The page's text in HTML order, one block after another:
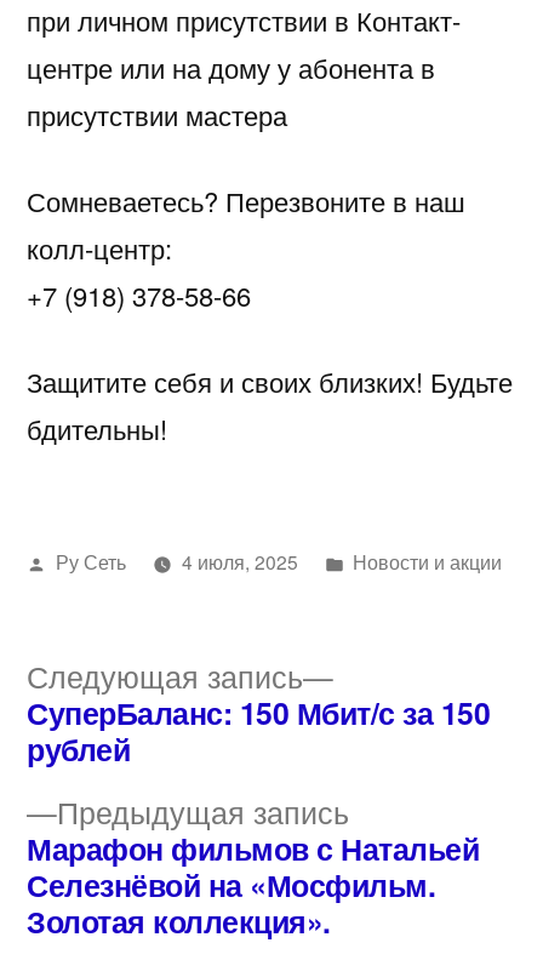
при личном присутствии в Контакт-
центре или на дому у абонента в
присутствии мастера
Сомневаетесь? Перезвоните в наш
колл-центр:
+7 (918) 378-58-66
Защитите себя и своих близких! Будьте
бдительны!
Написано
Ру Сеть 4 июля, 2025
Написано
Новости и акции
Навигация
записям
Предыдущая запись
запись:
Марафон фильмов с Натальей
Селезнёвой на «Мосфильм.
Золотая коллекция».
Следующая запись
Следующая
запись:
СуперБаланс: 150 Мбит/с за 150
рублей